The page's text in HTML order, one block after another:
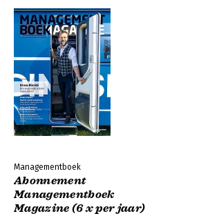
Managementboek
Abonnement
Managementboek
Magazine (6 x per jaar)